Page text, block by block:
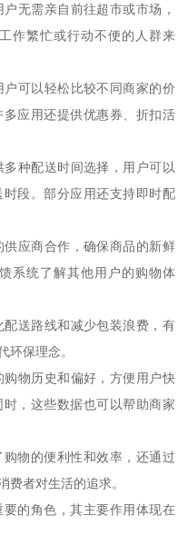
无需亲自前往超市或市场，
作繁忙或行动不便的人群来
可以轻松比较不同商家的价
应用还提供优惠券、折扣活
种配送时间选择，用户可以
段。部分应用还支持即时配
应商合作，确保商品的新鲜
系统了解其他用户的购物体
送路线和减少包装浪费，有
环保理念。
物历史和偏好，方便用户快
，这些数据也可以帮助商家
物的便利性和效率，还通过
费者对生活的追求。
的角色，其主要作用体现在